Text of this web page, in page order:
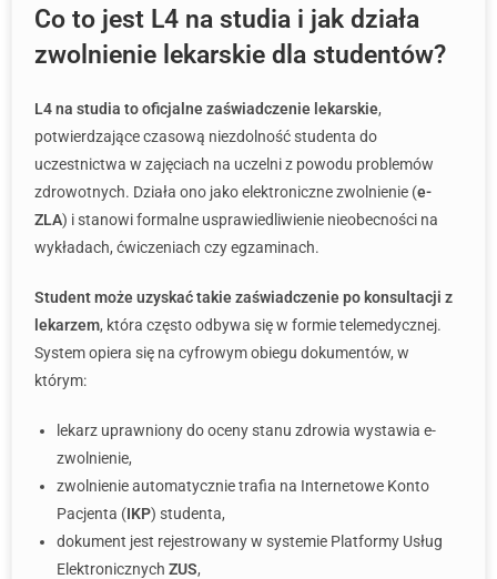
Co to jest L4 na studia i jak działa
zwolnienie lekarskie dla studentów?
L4 na studia to oficjalne zaświadczenie lekarskie,
potwierdzające czasową niezdolność studenta do
uczestnictwa w zajęciach na uczelni z powodu problemów
zdrowotnych. Działa ono jako elektroniczne zwolnienie (e-
ZLA) i stanowi formalne usprawiedliwienie nieobecności na
wykładach, ćwiczeniach czy egzaminach.
Student może uzyskać takie zaświadczenie po konsultacji z
lekarzem, która często odbywa się w formie telemedycznej.
System opiera się na cyfrowym obiegu dokumentów, w
którym:
lekarz uprawniony do oceny stanu zdrowia wystawia e-
zwolnienie,
zwolnienie automatycznie trafia na Internetowe Konto
Pacjenta (IKP) studenta,
dokument jest rejestrowany w systemie Platformy Usług
Elektronicznych ZUS,